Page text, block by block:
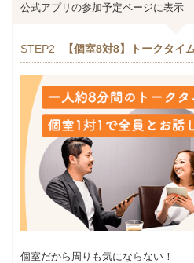
公式アプリの参加予定ページに表示
STEP2 【個室8対8】トークタイ
個室だから周りも気にならない！